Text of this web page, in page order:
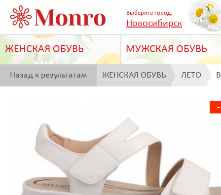
Выберите город:
Новосибирск
ЖЕНСКАЯ ОБУВЬ МУЖСКАЯ ОБУВЬ
Назад к результатам ЖЕНСКАЯ ОБУВЬ ЛЕТО